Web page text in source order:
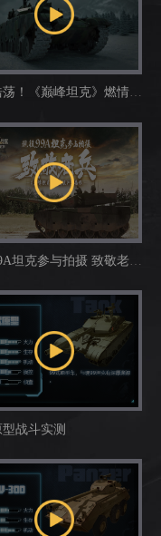
荡！《巅峰坦克》燃情游
坦克参与拍摄 致敬老
战斗实测